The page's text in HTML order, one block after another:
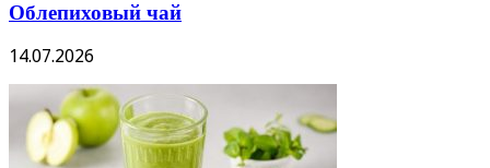
Облепиховый чай
14.07.2026